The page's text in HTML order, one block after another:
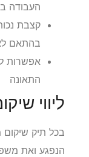
העבודה
קצבת
בהתאם
אפשרות
התאונה
ליווי
בכל תיק שיקום